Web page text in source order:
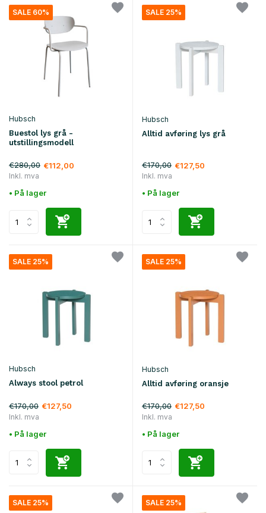
SALE 60%
Hubsch
Buestol lys grå -
utstillingsmodell
€280,00 €112,00
Inkl. mva
• På lager
SALE 25%
Hubsch
Alltid avføring lys grå
€170,00 €127,50
Inkl. mva
• På lager
SALE 25%
Hubsch
Always stool petrol
€170,00 €127,50
Inkl. mva
• På lager
SALE 25%
Hubsch
Alltid avføring oransje
€170,00 €127,50
Inkl. mva
• På lager
SALE 25% SALE 25%